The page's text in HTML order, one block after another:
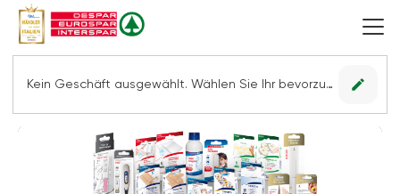
Kein Geschäft ausgewählt. Wählen Sie Ihr bevorzugtes Geschäft, um alle Angebote sehen zu können. edit